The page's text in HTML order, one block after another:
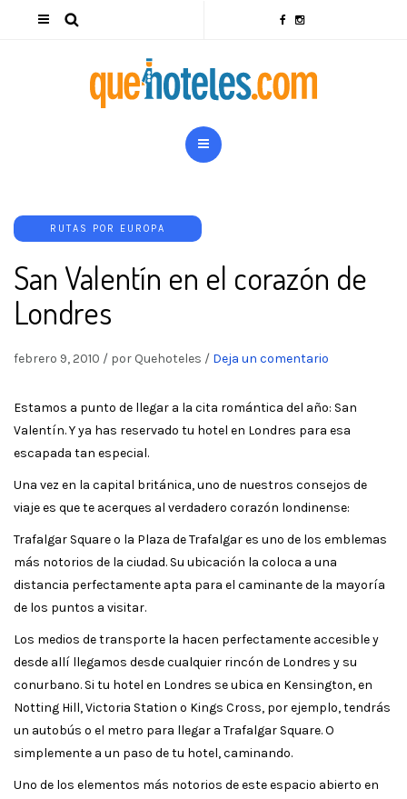
RUTAS POR EUROPA
San Valentín en el corazón de
Londres
febrero 9, 2010 / por Quehoteles / Deja un comentario
Estamos a punto de llegar a la cita romántica del año: San
Valentín. Y ya has reservado tu hotel en Londres para esa
escapada tan especial.
Una vez en la capital británica, uno de nuestros consejos de
viaje es que te acerques al verdadero corazón londinense:
Trafalgar Square o la Plaza de Trafalgar es uno de los emblemas
más notorios de la ciudad. Su ubicación la coloca a una
distancia perfectamente apta para el caminante de la mayoría
de los puntos a visitar.
Los medios de transporte la hacen perfectamente accesible y
desde allí llegamos desde cualquier rincón de Londres y su
conurbano. Si tu hotel en Londres se ubica en Kensington, en
Notting Hill, Victoria Station o Kings Cross, por ejemplo, tendrás
un autobús o el metro para llegar a Trafalgar Square. O
simplemente a un paso de tu hotel, caminando.
Uno de los elementos más notorios de este espacio abierto en